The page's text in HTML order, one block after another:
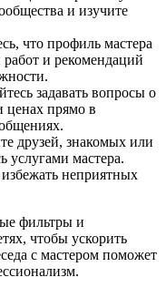
и изучите
что профиль мастера
и рекомендаций
задавать вопросы о
ценах прямо в
друзей, знакомых или
услугами мастера.
неприятных
фильтры и
чтобы ускорить
с мастером поможет